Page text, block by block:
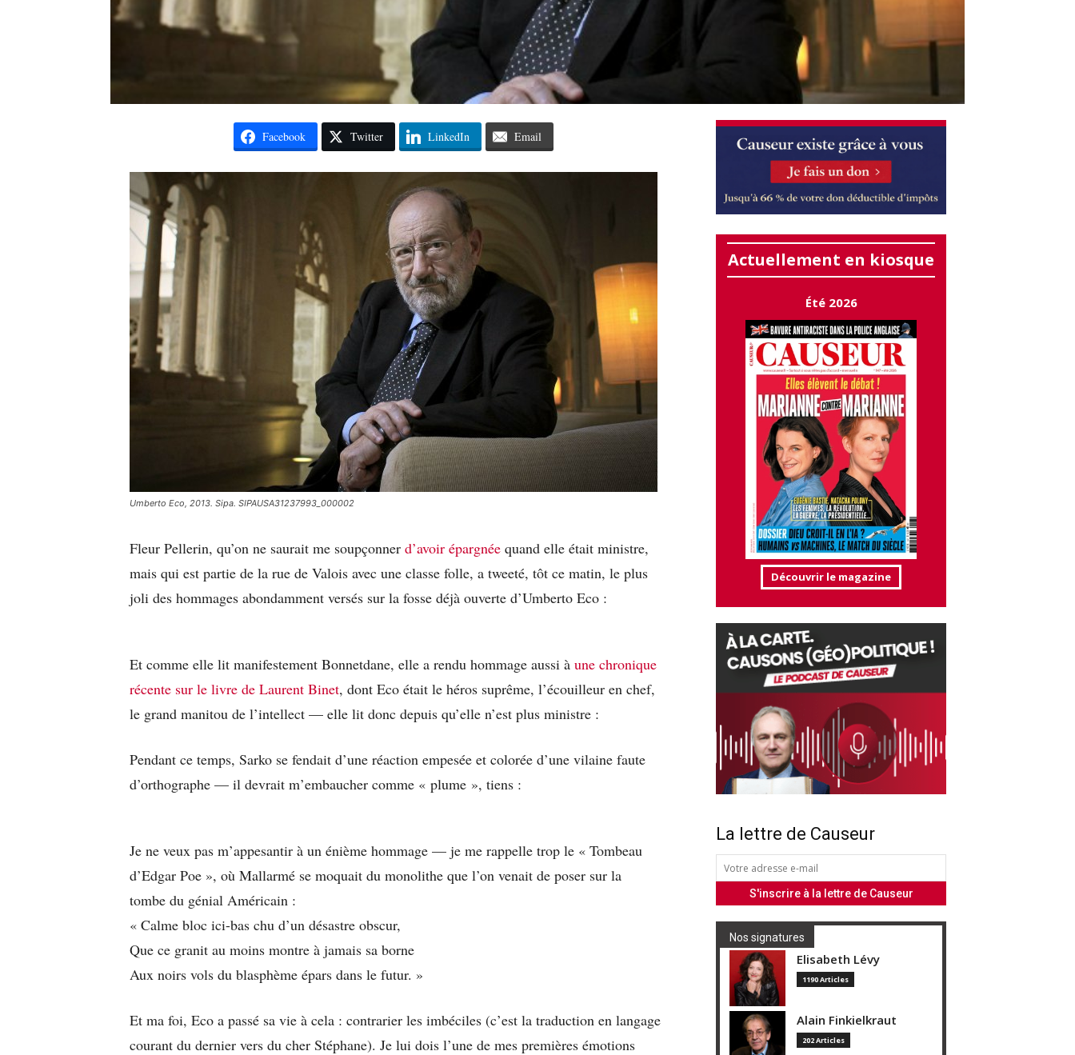
Facebook Twitter LinkedIn Email
Umberto Eco, 2013. Sipa. SIPAUSA31237993_000002
Fleur Pellerin, qu’on ne saurait me soupçonner d’avoir épargnée quand elle était ministre,
mais qui est partie de la rue de Valois avec une classe folle, a tweeté, tôt ce matin, le plus
joli des hommages abondamment versés sur la fosse déjà ouverte d’Umberto Eco :
Et comme elle lit manifestement Bonnetdane, elle a rendu hommage aussi à une chronique
récente sur le livre de Laurent Binet, dont Eco était le héros suprême, l’écouilleur en chef,
le grand manitou de l’intellect — elle lit donc depuis qu’elle n’est plus ministre :
Pendant ce temps, Sarko se fendait d’une réaction empesée et colorée d’une vilaine faute
d’orthographe — il devrait m’embaucher comme « plume », tiens :
Je ne veux pas m’appesantir à un énième hommage — je me rappelle trop le « Tombeau
d’Edgar Poe », où Mallarmé se moquait du monolithe que l’on venait de poser sur la
tombe du génial Américain :
« Calme bloc ici-bas chu d’un désastre obscur,
Que ce granit au moins montre à jamais sa borne
Aux noirs vols du blasphème épars dans le futur. »
Et ma foi, Eco a passé sa vie à cela : contrarier les imbéciles (c’est la traduction en langage
courant du dernier vers du cher Stéphane). Je lui dois l’une de mes premières émotions
Actuellement en kiosque
Été 2026
Découvrir le magazine
La lettre de Causeur
Nos signatures
Elisabeth Lévy
1190 Articles
Alain Finkielkraut
202 Articles